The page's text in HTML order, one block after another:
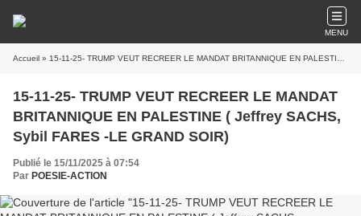
MENU
Accueil » 15-11-25- TRUMP VEUT RECREER LE MANDAT BRITANNIQUE EN PALESTINE ( Jeffrey SACHS, Sybil FARES -LE GRAND SOIR)
15-11-25- TRUMP VEUT RECREER LE MANDAT
BRITANNIQUE EN PALESTINE ( Jeffrey SACHS,
Sybil FARES -LE GRAND SOIR)
Publié le 15/11/2025 à 07:54
Par POESIE-ACTION